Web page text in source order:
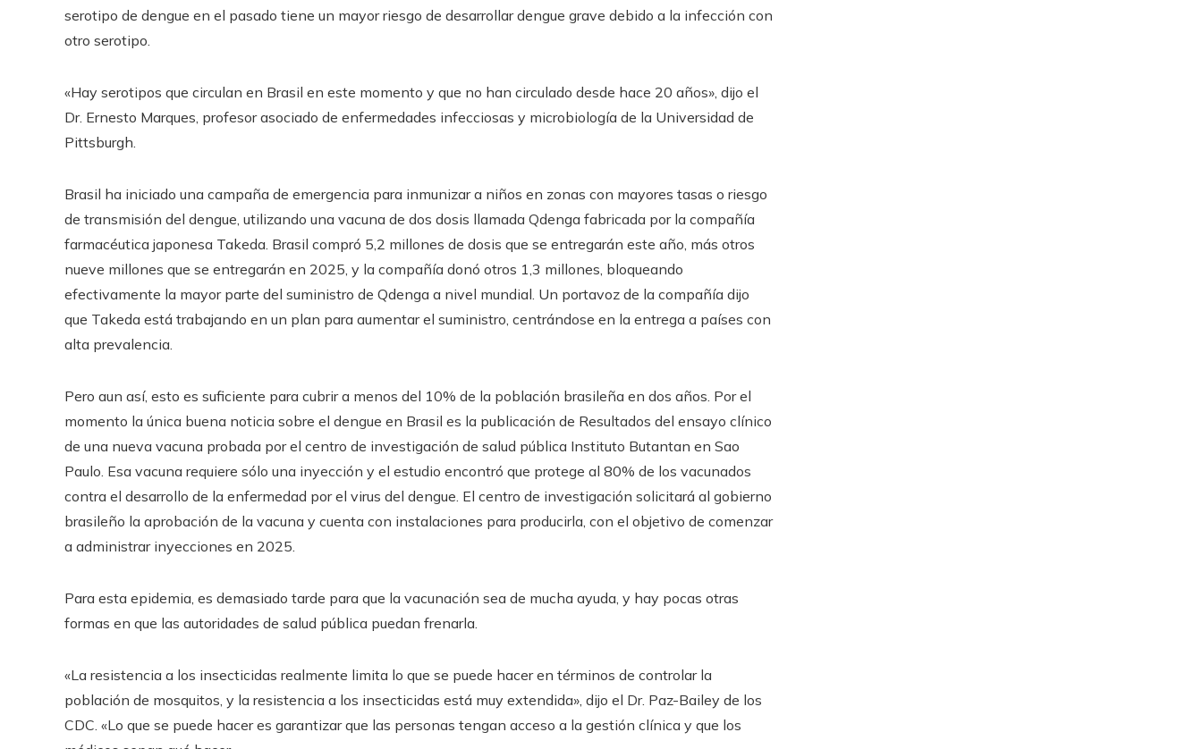
serotipo de dengue en el pasado tiene un mayor riesgo de desarrollar dengue grave debido a la infección con
otro serotipo.
«Hay serotipos que circulan en Brasil en este momento y que no han circulado desde hace 20 años», dijo el
Dr. Ernesto Marques, profesor asociado de enfermedades infecciosas y microbiología de la Universidad de
Pittsburgh.
Brasil ha iniciado una campaña de emergencia para inmunizar a niños en zonas con mayores tasas o riesgo
de transmisión del dengue, utilizando una vacuna de dos dosis llamada Qdenga fabricada por la compañía
farmacéutica japonesa Takeda. Brasil compró 5,2 millones de dosis que se entregarán este año, más otros
nueve millones que se entregarán en 2025, y la compañía donó otros 1,3 millones, bloqueando
efectivamente la mayor parte del suministro de Qdenga a nivel mundial. Un portavoz de la compañía dijo
que Takeda está trabajando en un plan para aumentar el suministro, centrándose en la entrega a países con
alta prevalencia.
Pero aun así, esto es suficiente para cubrir a menos del 10% de la población brasileña en dos años. Por el
momento la única buena noticia sobre el dengue en Brasil es la publicación de Resultados del ensayo clínico
de una nueva vacuna probada por el centro de investigación de salud pública Instituto Butantan en Sao
Paulo. Esa vacuna requiere sólo una inyección y el estudio encontró que protege al 80% de los vacunados
contra el desarrollo de la enfermedad por el virus del dengue. El centro de investigación solicitará al gobierno
brasileño la aprobación de la vacuna y cuenta con instalaciones para producirla, con el objetivo de comenzar
a administrar inyecciones en 2025.
Para esta epidemia, es demasiado tarde para que la vacunación sea de mucha ayuda, y hay pocas otras
formas en que las autoridades de salud pública puedan frenarla.
«La resistencia a los insecticidas realmente limita lo que se puede hacer en términos de controlar la
población de mosquitos, y la resistencia a los insecticidas está muy extendida», dijo el Dr. Paz-Bailey de los
CDC. «Lo que se puede hacer es garantizar que las personas tengan acceso a la gestión clínica y que los